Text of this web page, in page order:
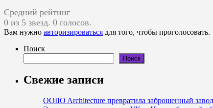
Средний рейтинг
0 из 5 звезд. 0 голосов.
Вам нужно авторизироваться для того, чтобы проголосовать.
Поиск
Поиск
Свежие записи
OOIIO Architecture превратила заброшенный